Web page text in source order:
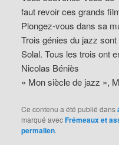
faut revoir ces grands
Plongez-vous dans sa
Trois génies du jazz
Solal. Tous les trois ont
Nicolas Béniès
« Mon siècle de jazz »,
Ce contenu a été publié dans
marqué avecFrémeaux et
permalien.